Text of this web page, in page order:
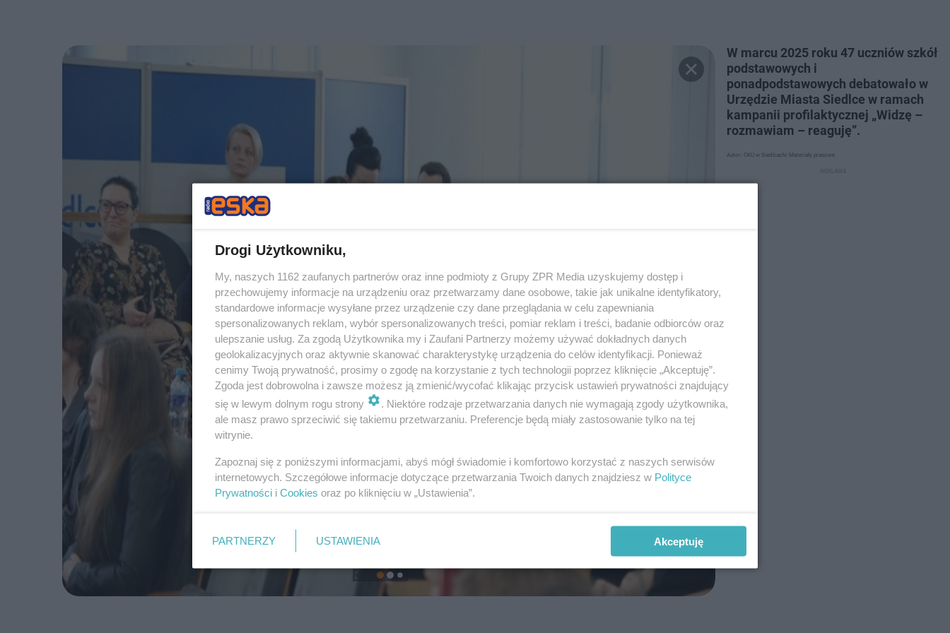
W marcu 2025 roku 47 uczniów szkół
podstawowych i
ponadpodstawowych debatowało w
Urzędzie Miasta Siedlce w ramach
kampanii profilaktycznej „Widzę –
rozmawiam – reaguję”.
Autor: CKU w Siedlcach/ Materiały prasowe
Drogi Użytkowniku,
My, naszych 1162 zaufanych partnerów oraz inne podmioty z Grupy ZPR Media uzyskujemy dostęp i
przechowujemy informacje na urządzeniu oraz przetwarzamy dane osobowe, takie jak unikalne identyfikatory,
standardowe informacje wysyłane przez urządzenie czy dane przeglądania w celu zapewniania
spersonalizowanych reklam, wybór spersonalizowanych treści, pomiar reklam i treści, badanie odbiorców oraz
ulepszanie usług. Za zgodą Użytkownika my i Zaufani Partnerzy możemy używać dokładnych danych
geolokalizacyjnych oraz aktywnie skanować charakterystykę urządzenia do celów identyfikacji. Ponieważ
cenimy Twoją prywatność, prosimy o zgodę na korzystanie z tych technologii poprzez kliknięcie „Akceptuję”.
Zgoda jest dobrowolna i zawsze możesz ją zmienić/wycofać klikając przycisk ustawień prywatności znajdujący
się w lewym dolnym rogu strony
. Niektóre rodzaje przetwarzania danych nie wymagają zgody użytkownika,
ale masz prawo sprzeciwić się takiemu przetwarzaniu. Preferencje będą miały zastosowanie tylko na tej
witrynie.
Zapoznaj się z poniższymi informacjami, abyś mógł świadomie i komfortowo korzystać z naszych serwisów
internetowych. Szczegółowe informacje dotyczące przetwarzania Twoich danych znajdziesz w Polityce
Prywatności i Cookies oraz po kliknięciu w „Ustawienia”.
PARTNERZY USTAWIENIA Akceptuję